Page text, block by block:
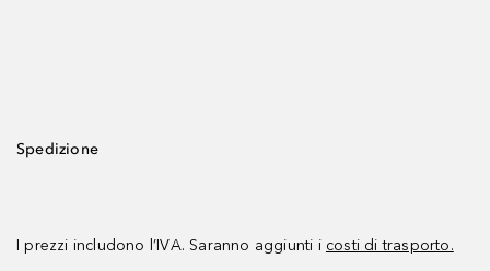
Spedizione
I prezzi includono l’IVA. Saranno aggiunti i costi di trasporto.